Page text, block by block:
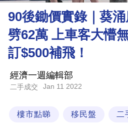
理
財
商
業
科
技
90後鋤價實錄｜葵
劈62萬 上車客大懵
訂$500補飛！
經濟一週編輯部
二手成交 Jan 11 2022
樓市點睇 移民盤 二